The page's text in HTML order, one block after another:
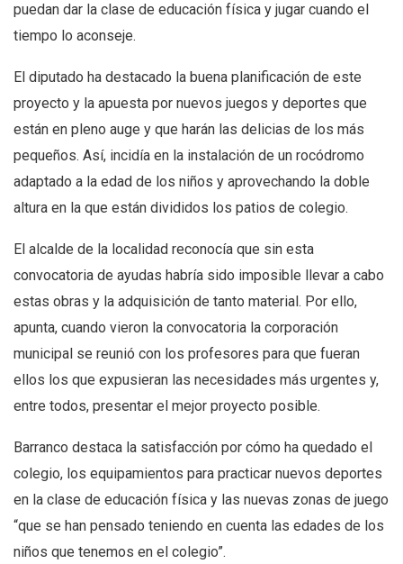
puedan dar la clase de educación física y jugar cuando el
tiempo lo aconseje.
El diputado ha destacado la buena planificación de este
proyecto y la apuesta por nuevos juegos y deportes que
están en pleno auge y que harán las delicias de los más
pequeños. Así, incidía en la instalación de un rocódromo
adaptado a la edad de los niños y aprovechando la doble
altura en la que están divididos los patios de colegio.
El alcalde de la localidad reconocía que sin esta
convocatoria de ayudas habría sido imposible llevar a cabo
estas obras y la adquisición de tanto material. Por ello,
apunta, cuando vieron la convocatoria la corporación
municipal se reunió con los profesores para que fueran
ellos los que expusieran las necesidades más urgentes y,
entre todos, presentar el mejor proyecto posible.
Barranco destaca la satisfacción por cómo ha quedado el
colegio, los equipamientos para practicar nuevos deportes
en la clase de educación física y las nuevas zonas de juego
“que se han pensado teniendo en cuenta las edades de los
niños que tenemos en el colegio”.